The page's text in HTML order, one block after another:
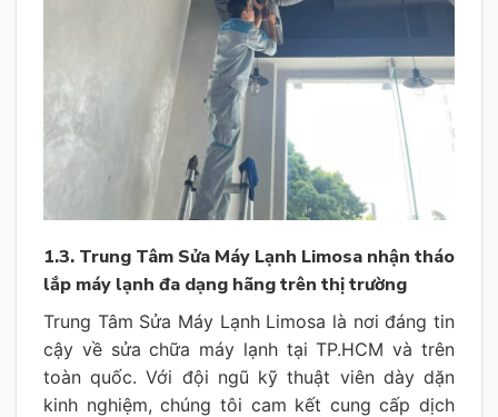
1.3. Trung Tâm Sửa Máy Lạnh Limosa nhận tháo
lắp máy lạnh đa dạng hãng trên thị trường
Trung Tâm Sửa Máy Lạnh Limosa là nơi đáng tin
cậy về sửa chữa máy lạnh tại TP.HCM và trên
toàn quốc. Với đội ngũ kỹ thuật viên dày dặn
kinh nghiệm, chúng tôi cam kết cung cấp dịch